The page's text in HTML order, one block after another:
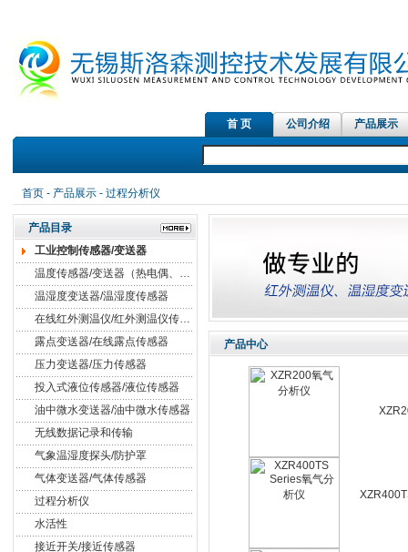
首 页 公司介绍 产品展示
首页- 产品展示- 过程分析仪
产品目录
工业控制传感器/变送器
温度传感器/变送器（热电偶、热电阻）
温湿度变送器/温湿度传感器
在线红外测温仪/红外测温仪传感器
露点变送器/在线露点传感器
压力变送器/压力传感器
投入式液位传感器/液位传感器
油中微水变送器/油中微水传感器
无线数据记录和传输
气象温湿度探头/防护罩
气体变送器/气体传感器
过程分析仪
水活性
接近开关/接近传感器
产品中心